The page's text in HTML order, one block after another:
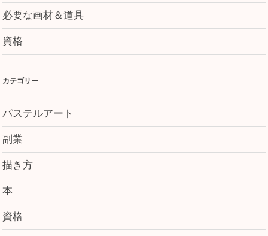
必要な画材＆道具
資格
カテゴリー
パステルアート
副業
描き方
本
資格